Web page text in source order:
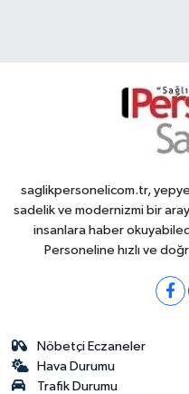
saglikpersonelicom.tr,
sadelik ve modernizmi bir
insanlara haber
Personeline hızlı ve
Nöbetçi Eczaneler
Hava Durumu
Trafik Durumu